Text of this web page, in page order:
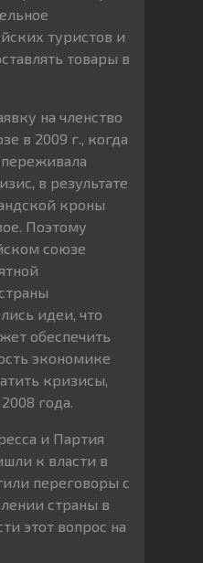
туристов и
товары в
на членство
в 2009 г., когда
в результате
кроны
Поэтому
союзе
идеи, что
обеспечить
экономике
кризисы,
года.
и Партия
к власти в
переговоры с
страны в
этот вопрос на